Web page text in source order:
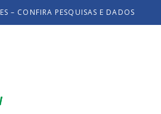
– CONFIRA PESQUISAS E DADOS